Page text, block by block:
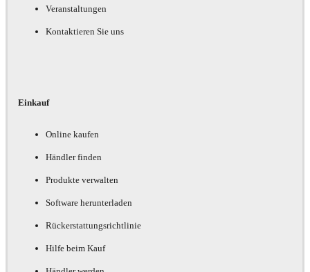
Veranstaltungen
Kontaktieren Sie uns
Einkauf
Online kaufen
Händler finden
Produkte verwalten
Software herunterladen
Rückerstattungsrichtlinie
Hilfe beim Kauf